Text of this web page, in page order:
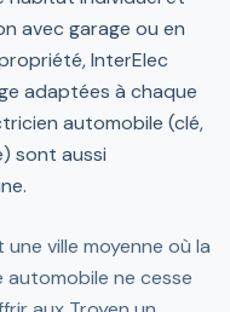
avec garage ou en
InterElec
adaptées à chaque
automobile (clé,
sont aussi
ville moyenne où la
ne cesse